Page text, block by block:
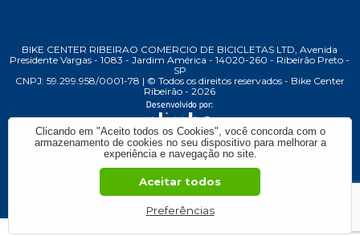
BIKE CENTER RIBEIRAO COMERCIO DE BICICLETAS LTD, Avenida
Presidente Vargas - 1083 - Jardim América - 14020-260 - Ribeirão Preto -
SP
CNPJ: 59.299.958/0001-78 | © Todos os direitos reservados - Bike Center
Ribeirão - 2026
Clicando em "Aceito todos os Cookies", você concorda com o
armazenamento de cookies no seu dispositivo para melhorar a
experiência e navegação no site.
Preferências
Aceitar todos